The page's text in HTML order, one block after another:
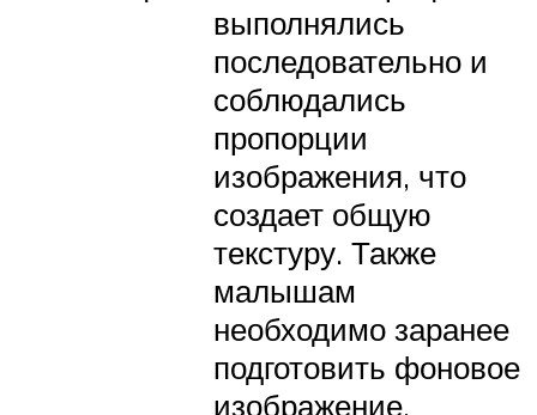
выполнялись
последовательно и
соблюдались
пропорции
изображения, что
создает общую
текстуру. Также
малышам
необходимо заранее
подготовить фоновое
изображение.